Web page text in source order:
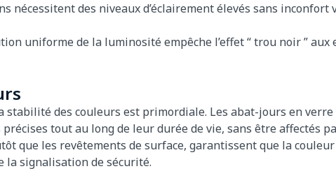
nécessitent des niveaux d’éclairement élevés sans
uniforme de la luminosité empêche l’effet “ trou noir ” aux
des couleurs est primordiale. Les abat-jours en
tout au long de leur durée de vie, sans être affectés
que les revêtements de surface, garantissent que la
signalisation de sécurité.